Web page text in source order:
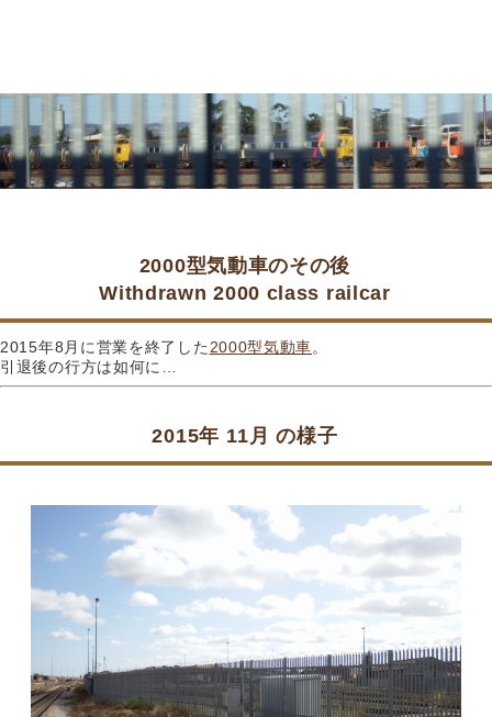
2000型気動車のその後
Withdrawn 2000 class railcar
2015年8月に営業を終了した 2000型気動車。
引退後の行方は如何に…
2015年 11月 の様子